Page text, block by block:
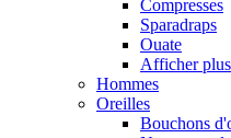
Compresses
Sparadraps
Ouate
Afficher plus
Hommes
Oreilles
Bouchons